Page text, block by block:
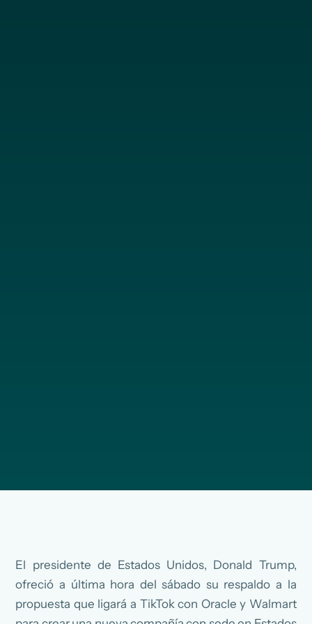
El presidente de Estados Unidos, Donald Trump,
ofreció a última hora del sábado su respaldo a la
propuesta que ligará a TikTok con Oracle y Walmart